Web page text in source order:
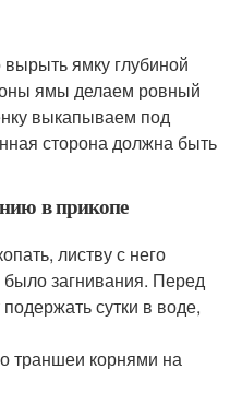
ямку глубиной
ямы делаем ровный
выкапываем под
сторона должна быть
в прикопе
листву с него
загнивания. Перед
сутки в воде,
траншеи корнями на